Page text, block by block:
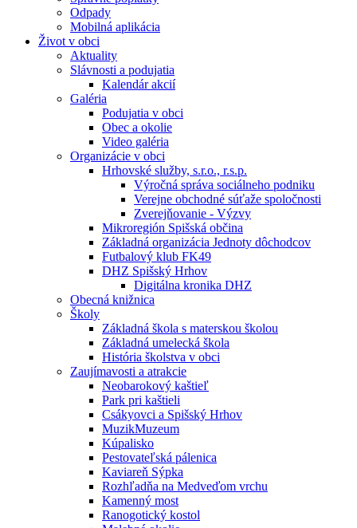
Odpady
Mobilná aplikácia
Život v obci
Aktuality
Slávnosti a podujatia
Kalendár akcií
Galéria
Podujatia v obci
Obec a okolie
Video galéria
Organizácie v obci
Hrhovské služby, s.r.o., r.s.p.
Výročná správa sociálneho podniku
Verejne obchodné súťaže spoločnosti
Zverejňovanie - Výzvy
Mikroregión Spišská občina
Základná organizácia Jednoty dôchodcov
Futbalový klub FK49
DHZ Spišský Hrhov
Digitálna kronika DHZ
Obecná knižnica
Školy
Základná škola s materskou školou
Základná umelecká škola
História školstva v obci
Zaujímavosti a atrakcie
Neobarokový kaštieľ
Park pri kaštieli
Csákyovci a Spišský Hrhov
MuzikMuzeum
Kúpalisko
Pestovateľská pálenica
Kaviareň Sýpka
Rozhľadňa na Medveďom vrchu
Kamenný most
Ranogotický kostol